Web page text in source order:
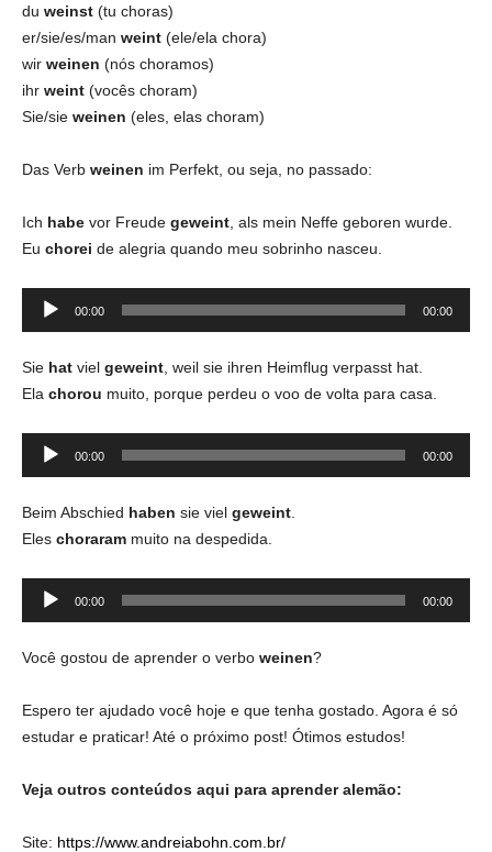
du weinst (tu choras)
er/sie/es/man weint (ele/ela chora)
wir weinen (nós choramos)
ihr weint (vocês choram)
Sie/sie weinen (eles, elas choram)
Das Verb weinen im Perfekt, ou seja, no passado:
Ich habe vor Freude geweint , als mein Neffe geboren wurde.
Eu chorei de alegria quando meu sobrinho nasceu.
Tocador
00:00 00:00
Sie hat viel geweint , weil sie ihren Heimflug verpasst hat.
Ela chorou muito, porque perdeu o voo de volta para casa.
Tocador
00:00 00:00
Beim Abschied haben sie viel geweint
Eles choraram muito na despedida.
Tocador
00:00 00:00
Você gostou de aprender o verbo weinen?
Espero ter ajudado você hoje e que tenha gostado. Agora é só
estudar e praticar! Até o próximo post! Ótimos estudos!
Veja outros conteúdos aqui para aprender alemão:
Site: https://www.andreiabohn.com.br/